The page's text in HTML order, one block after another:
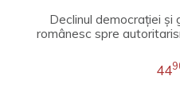
Declinul democrației și
românesc spre
44